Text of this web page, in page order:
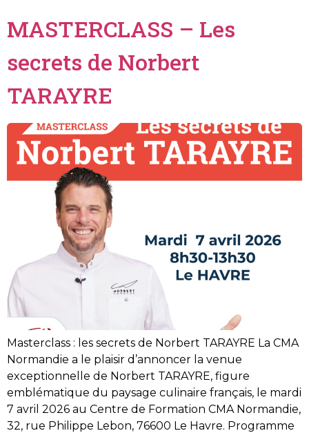
MASTERCLASS – Les
secrets de Norbert
TARAYRE
Masterclass : les secrets de Norbert TARAYRE La CMA
Normandie a le plaisir d’annoncer la venue
exceptionnelle de Norbert TARAYRE, figure
emblématique du paysage culinaire français, le mardi
7 avril 2026 au Centre de Formation CMA Normandie,
32, rue Philippe Lebon, 76600 Le Havre. Programme